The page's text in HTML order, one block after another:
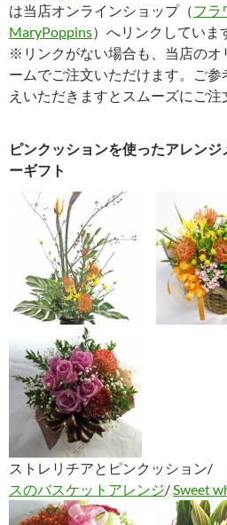
は当店オンラインショップ（フラ
MaryPoppins）へリンクしていま
※リンクがない場合も、当店のオ
ームでご注文いただけます。ご参
えいただきますとスムーズにご注
ピンクッションを使ったアレン
ーギフト
ストレリチアとピンクッション/
スのバスケットアレンジ/Sweet